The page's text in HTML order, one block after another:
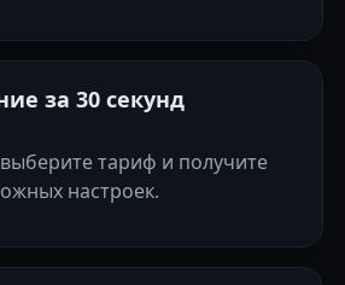
за 30 секунд
тариф и получите
настроек.